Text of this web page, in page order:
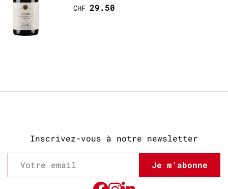
CHF29.50
Inscrivez-vous à notre newsletter
Je m'abonne